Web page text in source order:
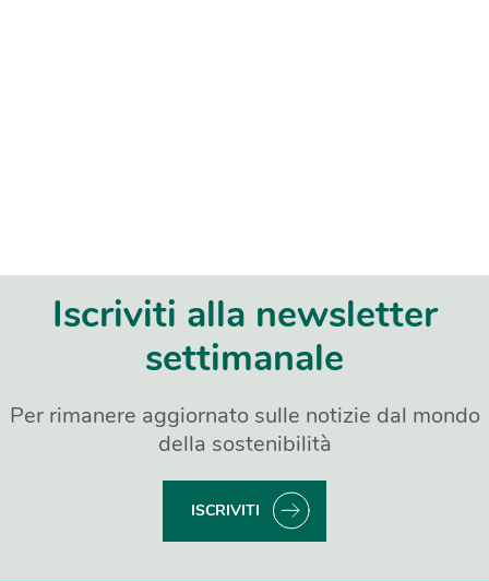
Iscriviti alla newsletter
settimanale
Per rimanere aggiornato sulle notizie dal mondo
della sostenibilità
ISCRIVITI